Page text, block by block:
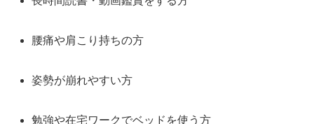
腰痛や肩こり持ちの方
姿勢が崩れやすい方
勉強や在宅ワークでベッドを使う方